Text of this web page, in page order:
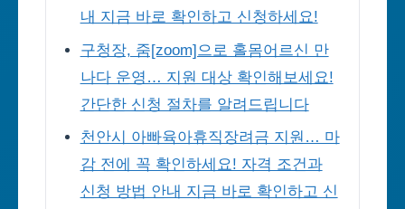
내 지금 바로 확인하고 신청하세요!
구청장, 줌[zoom]으로 홀몸어르신 만
나다 운영… 지원 대상 확인해보세요!
간단한 신청 절차를 알려드립니다
천안시 아빠육아휴직장려금 지원… 마
감 전에 꼭 확인하세요! 자격 조건과
신청 방법 안내 지금 바로 확인하고 신